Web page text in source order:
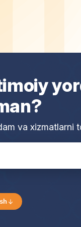
va xizmatlarni